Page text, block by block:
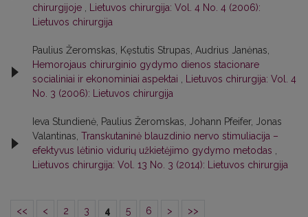
chirurgijoje
Lietuvos chirurgija: Vol. 4 No. 4 (2006):
Lietuvos chirurgija
Paulius Žeromskas, Kęstutis Strupas, Audrius Janėnas,
Hemorojaus chirurginio gydymo dienos stacionare
socialiniai ir ekonominiai aspektai
Lietuvos chirurgija: Vol. 4
No. 3 (2006): Lietuvos chirurgija
Ieva Stundienė, Paulius Žeromskas, Johann Pfeifer, Jonas
Valantinas, Transkutaninė blauzdinio nervo stimuliacija –
efektyvus lėtinio vidurių užkietėjimo gydymo metodas
Lietuvos chirurgija: Vol. 13 No. 3 (2014): Lietuvos chirurgija
<< < 2 3 4 5 6 > >>